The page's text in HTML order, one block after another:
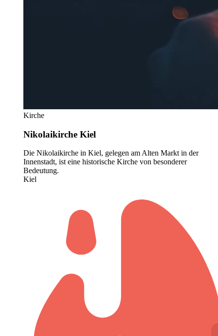
Kirche
Nikolaikirche Kiel
Die Nikolaikirche in Kiel, gelegen am Alten Markt in der
Innenstadt, ist eine historische Kirche von besonderer
Bedeutung.
Kiel